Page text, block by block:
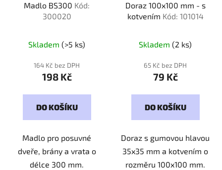
Madlo BS300 Kód:
300020
Skladem (>5 ks)
164 Kč bez DPH
198 Kč
DO KOŠÍKU
Madlo pro posuvné
dveře, brány a vrata o
délce 300 mm.
Doraz 100x100 mm - s
kotvením Kód: 101014
Skladem (2 ks)
65 Kč bez DPH
79 Kč
DO KOŠÍKU
Doraz s gumovou hlavou
35x35 mm a kotvením o
rozměru 100x100 mm.